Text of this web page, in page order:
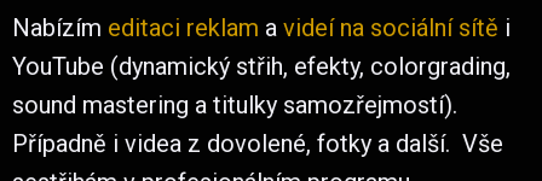
Nabízím editaci reklam a videí na sociální sítě i
YouTube (dynamický střih, efekty, colorgrading,
sound mastering a titulky samozřejmostí).
Případně i videa z dovolené, fotky a další. Vše